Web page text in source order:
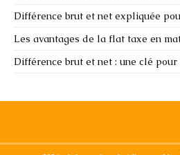
Différence brut et net expliquée
Les avantages de la flat taxe en
Différence brut et net : une clé